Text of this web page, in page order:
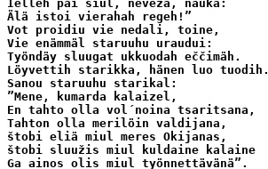
Ielleh päi siul, neveža, nauka:
Älä istoi vierahah regeh!”
Vot proidiu vie nedali, toine,
Vie enämmäl staruuhu uraudui:
Työndäy sluugat ukkuodah eččimäh.
Löyvettih starikka, hänen luo tuodih.
Sanou staruuhu starikal:
”Mene, kumarda kalaizel,
En tahto olla vol´noina tsaritsana,
Tahton olla merilöin valdijana,
štobi eliä miul meres Okijanas,
štobi sluužis miul kuldaine kalaine
Ga ainos olis miul työnnettävänä”.